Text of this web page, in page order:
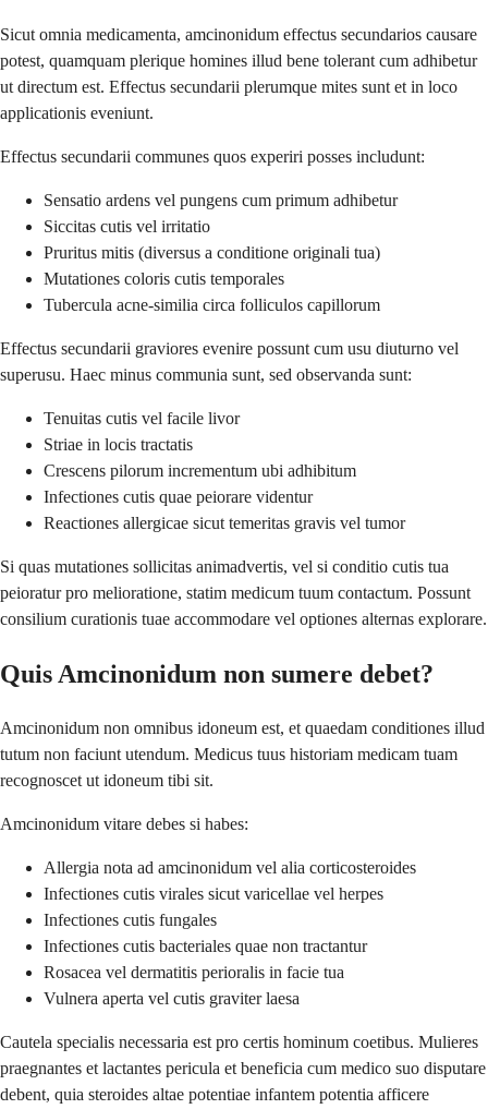
Sicut omnia medicamenta, amcinonidum effectus secundarios causare
potest, quamquam plerique homines illud bene tolerant cum adhibetur
ut directum est. Effectus secundarii plerumque mites sunt et in loco
applicationis eveniunt.
Effectus secundarii communes quos experiri posses includunt:
Sensatio ardens vel pungens cum primum adhibetur
Siccitas cutis vel irritatio
Pruritus mitis (diversus a conditione originali tua)
Mutationes coloris cutis temporales
Tubercula acne-similia circa folliculos capillorum
Effectus secundarii graviores evenire possunt cum usu diuturno vel
superusu. Haec minus communia sunt, sed observanda sunt:
Tenuitas cutis vel facile livor
Striae in locis tractatis
Crescens pilorum incrementum ubi adhibitum
Infectiones cutis quae peiorare videntur
Reactiones allergicae sicut temeritas gravis vel tumor
Si quas mutationes sollicitas animadvertis, vel si conditio cutis tua
peioratur pro melioratione, statim medicum tuum contactum. Possunt
consilium curationis tuae accommodare vel optiones alternas explorare.
Quis Amcinonidum non sumere debet?
Amcinonidum non omnibus idoneum est, et quaedam conditiones illud
tutum non faciunt utendum. Medicus tuus historiam medicam tuam
recognoscet ut idoneum tibi sit.
Amcinonidum vitare debes si habes:
Allergia nota ad amcinonidum vel alia corticosteroides
Infectiones cutis virales sicut varicellae vel herpes
Infectiones cutis fungales
Infectiones cutis bacteriales quae non tractantur
Rosacea vel dermatitis perioralis in facie tua
Vulnera aperta vel cutis graviter laesa
Cautela specialis necessaria est pro certis hominum coetibus. Mulieres
praegnantes et lactantes pericula et beneficia cum medico suo disputare
debent, quia steroides altae potentiae infantem potentia afficere